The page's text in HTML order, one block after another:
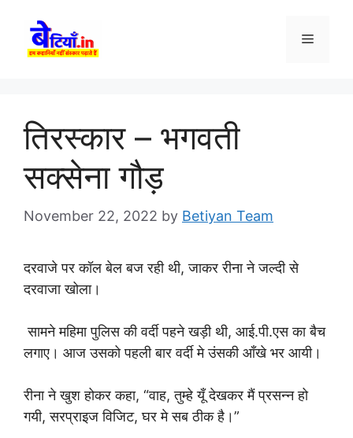
content
Menu
तिरस्कार – भगवती
सक्सेना गौड़
November 22, 2022 by Betiyan Team
दरवाजे पर कॉल बेल बज रही थी, जाकर रीना ने जल्दी से
दरवाजा खोला।
सामने महिमा पुलिस की वर्दी पहने खड़ी थी, आई.पी.एस का बैच
लगाए। आज उसको पहली बार वर्दी मे उंसकी आँखे भर आयी।
रीना ने खुश होकर कहा, “वाह, तुम्हे यूँ देखकर मैं प्रसन्न हो
गयी, सरप्राइज विजिट, घर मे सब ठीक है।”